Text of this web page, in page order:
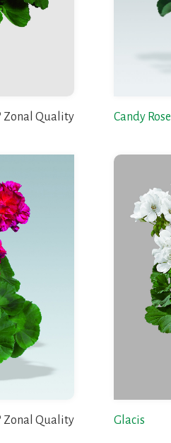
Zonal Quality Candy Rose
Zonal Quality Glacis